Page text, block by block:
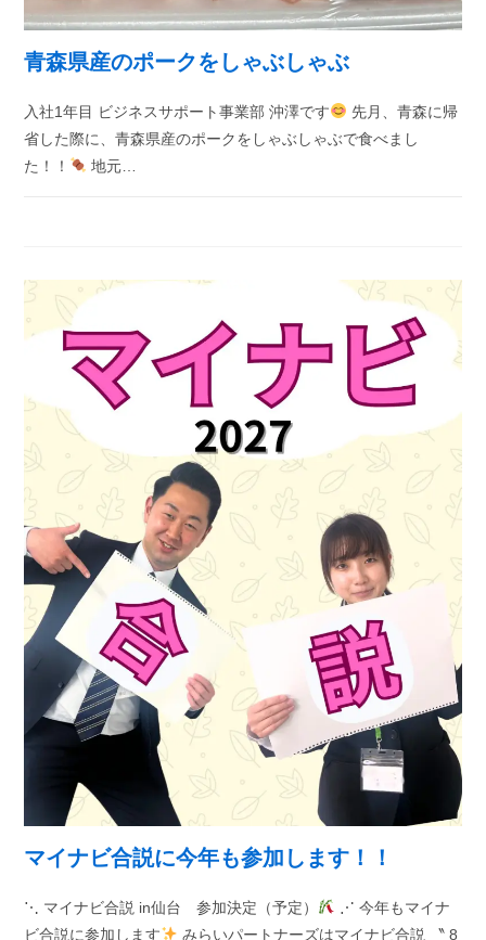
青森県産のポークをしゃぶしゃぶ
入社1年目 ビジネスサポート事業部 沖澤です
先月、青森に帰
省した際に、青森県産のポークをしゃぶしゃぶで食べまし
た！！
地元…
マイナビ合説に今年も参加します！！
⋱ マイナビ合説 in仙台 参加決定（予定）
⋰ 今年もマイナ
ビ合説に参加します
みらいパートナーズはマイナビ合説 〝 8